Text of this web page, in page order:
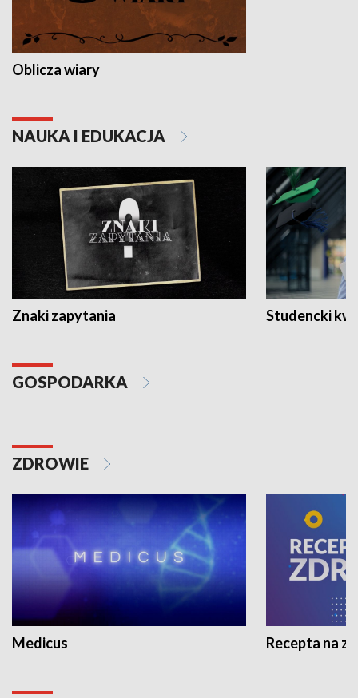
Oblicza wiary
NAUKA I EDUKACJA
Znaki zapytania Studencki
GOSPODARKA
ZDROWIE
Medicus Recepta na